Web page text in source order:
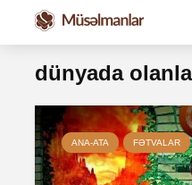
dünyada
ANA-ATA FƏTVALAR